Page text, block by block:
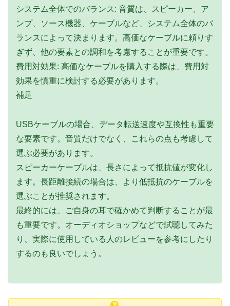
システム全体でのバランス: 音質は、スピーカー、ア
ンプ、ソース機器、ケーブルなど、システム全体のバ
ランスによって決まります。高価なケーブルに頼りす
ぎず、他の要素との調和を考慮することが重要です。
費用対効果: 高価なケーブルを購入する際は、費用対
効果を慎重に検討する必要があります。
補足
USBケーブルの場合、データ転送速度や互換性も重要
な要素です。音質だけでなく、これらの点も考慮して
選ぶ必要があります。
スピーカーケーブルは、長さによって抵抗値が変化し
ます。長距離接続の場合は、より低抵抗のケーブルを
選ぶことが推奨されます。
最終的には、ご自身の耳で確かめて判断することが最
も重要です。オーディオショップなどで試聴してみた
り、実際に使用している人のレビューを参考にしたり
するのも良いでしょう。